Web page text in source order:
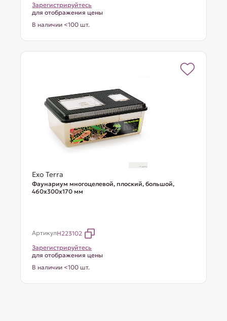
Зарегистрируйтесь
для отображения цены
В наличии <100 шт.
Exo Terra
Фаунариум многоцелевой, плоский, большой,
460х300х170 мм
АртикулH223102
Зарегистрируйтесь
для отображения цены
В наличии <100 шт.